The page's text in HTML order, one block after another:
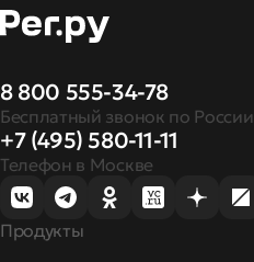
8 800 555-34-78
Бесплатный звонок по России
+7 (495) 580-11-11
Телефон в Москве
Продукты